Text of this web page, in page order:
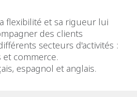
flexibilité et sa rigueur lui
des clients
secteurs d'activités :
et commerce.
espagnol et anglais.